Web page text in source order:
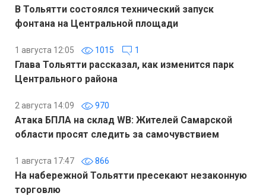
В Тольятти состоялся технический запуск
фонтана на Центральной площади
1 августа 12:05 1015 1
Глава Тольятти рассказал, как изменится парк
Центрального района
2 августа 14:09 970
Атака БПЛА на склад WB: Жителей Самарской
области просят следить за самочувствием
1 августа 17:47 866
На набережной Тольятти пресекают незаконную
торговлю